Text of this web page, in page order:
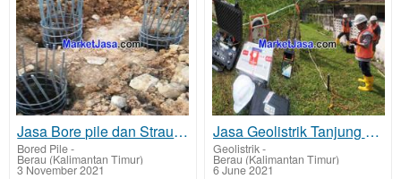
Jasa Bore pile dan Strauss Pile Tanjung Redeb - Berau
Bored Pile-
Berau (Kalimantan Timur)
3 November 2021
Jasa Geolistrik Tanjung Redeb - Berau Mencari Sumber Lapisan Air Bawah Tanah Tarif Biaya Per Titik M
Geolistrik-
Berau (Kalimantan Timur)
6 June 2021